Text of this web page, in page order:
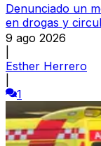
Denunciado un
en drogas y
9 ago 2026
Esther Herrero
1